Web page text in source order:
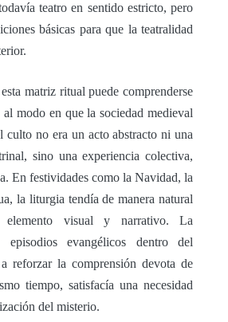
teatro en sentido estricto, pero
básicas para que la teatralidad
matriz ritual puede comprenderse
al modo en que la sociedad medieval
no era un acto abstracto ni una
sino una experiencia colectiva,
En festividades como la Navidad, la
la liturgia tendía de manera natural
visual y narrativo. La
episodios evangélicos dentro del
reforzar la comprensión devota de
tiempo, satisfacía una necesidad
del misterio.